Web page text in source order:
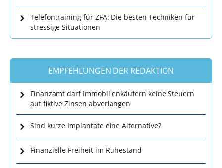
Telefontraining für ZFA: Die besten Techniken für
stressige Situationen
EMPFEHLUNGEN DER REDAKTION
Finanzamt darf Immobilienkäufern keine Steuern
auf fiktive Zinsen abverlangen
Sind kurze Implantate eine Alternative?
Finanzielle Freiheit im Ruhestand